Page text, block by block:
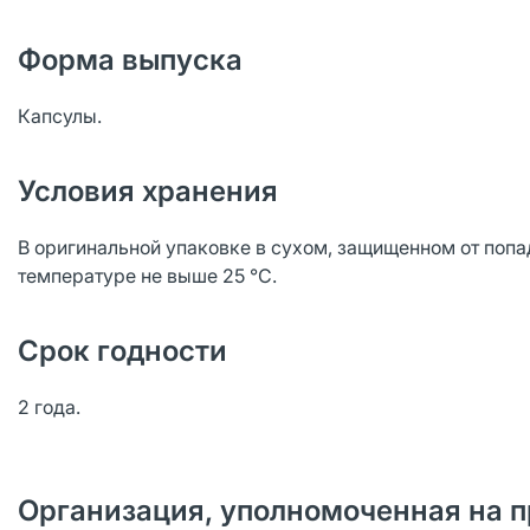
Форма выпуска
Капсулы.
Условия хранения
В оригинальной упаковке в сухом, защищенном от
температуре не выше 25 °С.
Срок годности
2 года.
Организация, уполномоченная на